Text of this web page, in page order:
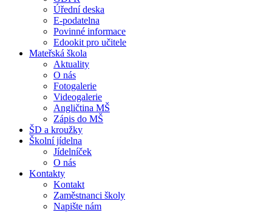
Úřední deska
E-podatelna
Povinné informace
Edookit pro učitele
Mateřská škola
Aktuality
O nás
Fotogalerie
Videogalerie
Angličtina MŠ
Zápis do MŠ
ŠD a kroužky
Školní jídelna
Jídelníček
O nás
Kontakty
Kontakt
Zaměstnanci školy
Napište nám